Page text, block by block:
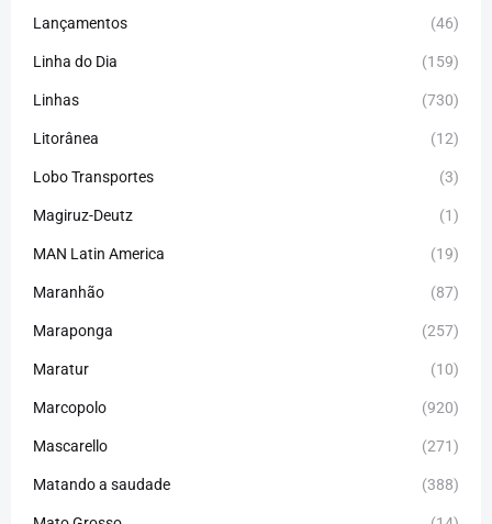
Lançamentos (46)
Linha do Dia (159)
Linhas (730)
Litorânea (12)
Lobo Transportes (3)
Magiruz-Deutz (1)
MAN Latin America (19)
Maranhão (87)
Maraponga (257)
Maratur (10)
Marcopolo (920)
Mascarello (271)
Matando a saudade (388)